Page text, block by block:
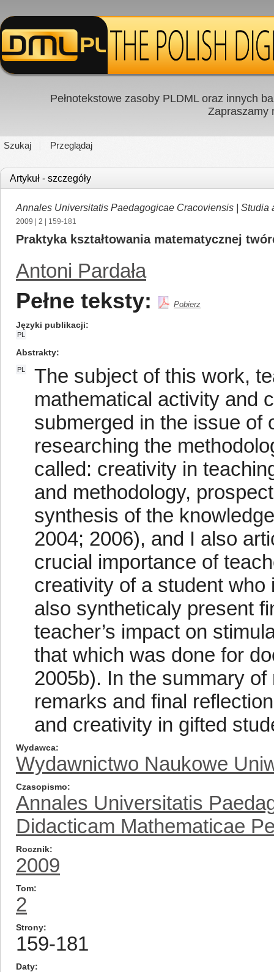
Pełnotekstowe zasoby PLDML oraz innych
Zapraszamy
Szukaj Przeglądaj
Artykuł - szczegóły
Annales Universitatis Paedagogicae Cracoviensis | Studia
2009 2 | 159-181
Praktyka kształtowania matematycznej
Antoni Pardała
Pełne teksty: Pobierz
Języki publikacji
PL
Abstrakty
PL
The subject of this work,
mathematical activity and
submerged in the issue of
researching the
called: creativity in
and methodology,
synthesis of the
2004; 2006), and I also
crucial importance of
creativity of a student
also syntheticaly present
teacher’s impact on
that which was done for
2005b). In the summary
remarks and final
and creativity in gifted
Wydawca
Wydawnictwo Naukowe
Czasopismo
Annales Universitatis
Didacticam Mathematicae
Rocznik
2009
Tom
2
Strony
159-181
Daty